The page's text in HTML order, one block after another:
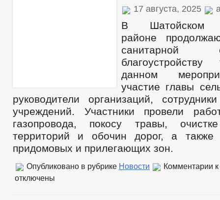
17 августа, 2025
В Шатойском
районе
данном
участие главы
руководители организаций,
учреждений. Участники провели
газопровода, покосу травы,
территорий и обочин дорог, а также
придомовых и прилегающих зон.
Опубликовано в рубрике Новости Комментарии
отключены